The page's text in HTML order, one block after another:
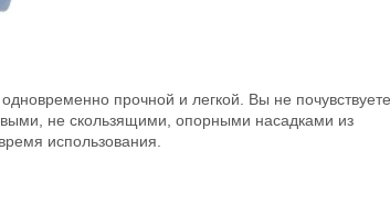
прочной и легкой. Вы не почувствуете
не скользящими, опорными насадками из
использования.